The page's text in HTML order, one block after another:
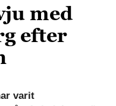
med
efter
varit